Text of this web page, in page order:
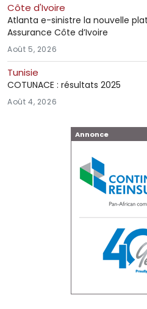
Côte d'Ivoire
Atlanta e-sinistre la nouvelle
Assurance Côte d’Ivoire
Août 5, 2026
Tunisie
COTUNACE : résultats 2025
Août 4, 2026
Annonce